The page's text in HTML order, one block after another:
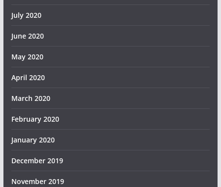
July 2020
June 2020
May 2020
April 2020
March 2020
February 2020
January 2020
December 2019
November 2019